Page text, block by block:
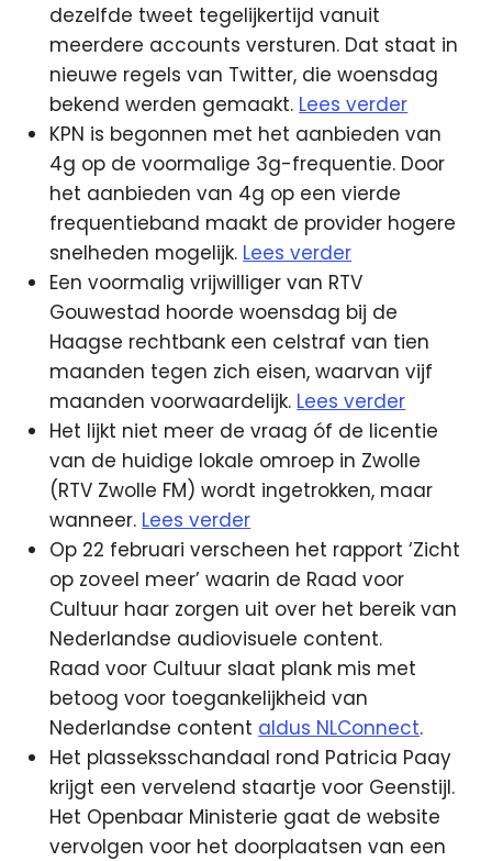
dezelfde tweet tegelijkertijd vanuit
meerdere accounts versturen. Dat staat in
nieuwe regels van Twitter, die woensdag
bekend werden gemaakt. Lees verder
KPN is begonnen met het aanbieden van
4g op de voormalige 3g-frequentie. Door
het aanbieden van 4g op een vierde
frequentieband maakt de provider hogere
snelheden mogelijk. Lees verder
Een voormalig vrijwilliger van RTV
Gouwestad hoorde woensdag bij de
Haagse rechtbank een celstraf van tien
maanden tegen zich eisen, waarvan vijf
maanden voorwaardelijk. Lees verder
Het lijkt niet meer de vraag óf de licentie
van de huidige lokale omroep in Zwolle
(RTV Zwolle FM) wordt ingetrokken, maar
wanneer. Lees verder
Op 22 februari verscheen het rapport ‘Zicht
op zoveel meer’ waarin de Raad voor
Cultuur haar zorgen uit over het bereik van
Nederlandse audiovisuele content.
Raad voor Cultuur slaat plank mis met
betoog voor toegankelijkheid van
Nederlandse content aldus NLConnect.
Het plasseksschandaal rond Patricia Paay
krijgt een vervelend staartje voor Geenstijl.
Het Openbaar Ministerie gaat de website
vervolgen voor het doorplaatsen van een